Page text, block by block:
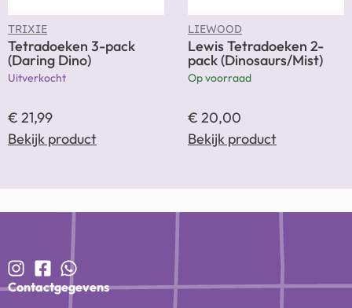
TRIXIE
Tetradoeken 3-pack
(Daring Dino)
Uitverkocht
€ 21,99
Bekijk product
LIEWOOD
Lewis Tetradoeken 2-
pack (Dinosaurs/Mist)
Op voorraad
€ 20,00
Bekijk product
Contactgegevens